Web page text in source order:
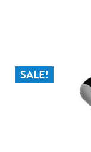
SALE!